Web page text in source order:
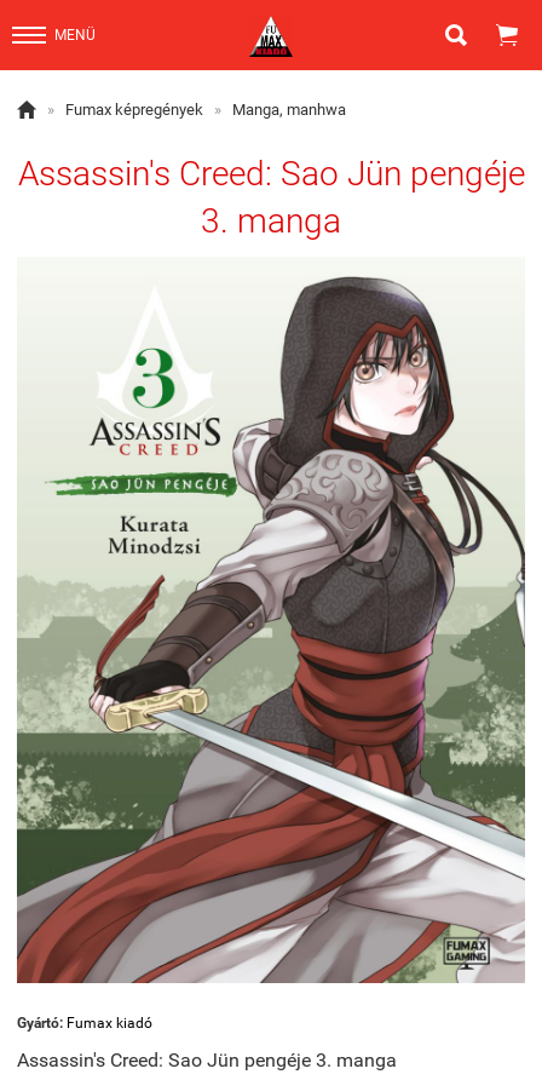
MENÜ  
 » Fumax képregények » Manga, manhwa
Assassin's Creed: Sao Jün pengéje
3. manga
Gyártó: Fumax kiadó
Assassin's Creed: Sao Jün pengéje 3. manga